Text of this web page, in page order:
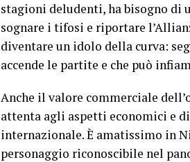
stagioni deludenti, ha bisogno di
sognare i tifosi e riportare
diventare un idolo della curva:
accende le partite e che può
Anche il valore commerciale
attenta agli aspetti economici e
internazionale. È amatissimo in
personaggio riconoscibile nel